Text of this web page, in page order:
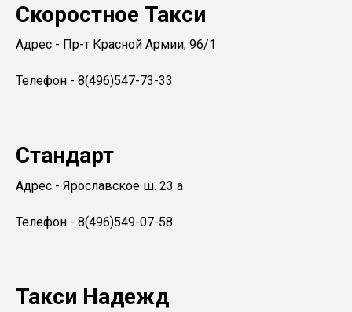
Скоростное Такси
Адрес - Пр-т Красной Армии, 96/1
Телефон - 8(496)547-73-33
Стандарт
Адрес - Ярославское ш. 23 а
Телефон - 8(496)549-07-58
Такси Надежд